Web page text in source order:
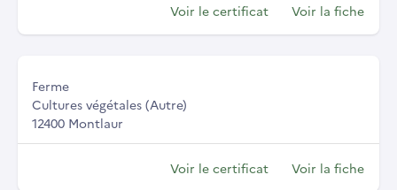
Voir le certificat Voir la fiche
Ferme
Cultures végétales (Autre)
12400 Montlaur
Voir le certificat Voir la fiche